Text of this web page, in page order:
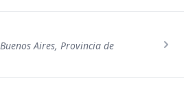
Aires, Provincia de